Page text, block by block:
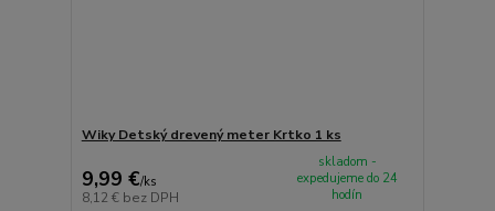
Wiky Detský drevený meter Krtko 1 ks
9,99 €/ks
8,12 € bez DPH
skladom -
expedujeme do 24
hodín